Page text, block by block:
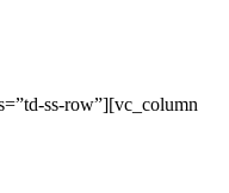
ss-row”][vc_column